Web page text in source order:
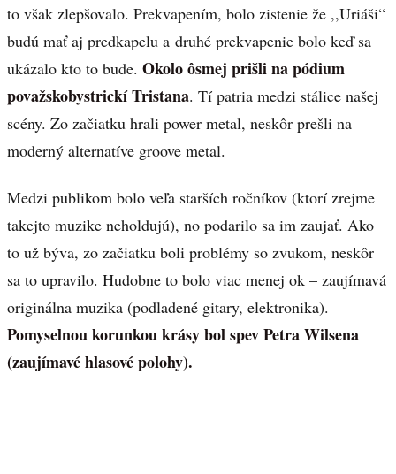
to však zlepšovalo. Prekvapením, bolo zistenie že ,,Uriáši“
budú mať aj predkapelu a druhé prekvapenie bolo keď sa
ukázalo kto to bude. Okolo ôsmej prišli na pódium
považskobystrickí Tristana. Tí patria medzi stálice našej
scény. Zo začiatku hrali power metal, neskôr prešli na
moderný alternatíve groove metal.
Medzi publikom bolo veľa starších ročníkov (ktorí zrejme
takejto muzike neholdujú), no podarilo sa im zaujať. Ako
to už býva, zo začiatku boli problémy so zvukom, neskôr
sa to upravilo. Hudobne to bolo viac menej ok – zaujímavá
originálna muzika (podladené gitary, elektronika).
Pomyselnou korunkou krásy bol spev Petra Wilsena
(zaujímavé hlasové polohy).